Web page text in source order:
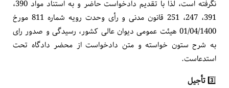
نگرفته است، لذا با تقدیم دادخواست حاضر و به استناد مواد 390،
391، 247، 251 قانون مدنی و رأی وحدت رویه شماره 811 مورخ
01/04/1400 هیئت عمومی دیوان عالی کشور، رسیدگی و صدور رای
به شرح ستون خواسته و متن دادخواست از محضر دادگاه تحت
استدعاست.
3️⃣تأجیل